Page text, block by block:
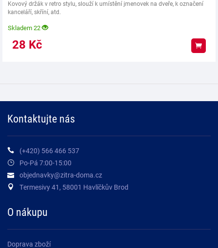
Kovový držák v retro stylu, slouží k umístění jmenovek na dveře, k označení
kanceláří, skříní, atd.
Skladem 22
28 Kč
Kontaktujte nás
(+420) 566 466 537
Po-Pá 7:00-15:00
objednavky@zitra-doma.cz
Termesivy 41, 58001 Havlíčkův Brod
O nákupu
Doprava zboží